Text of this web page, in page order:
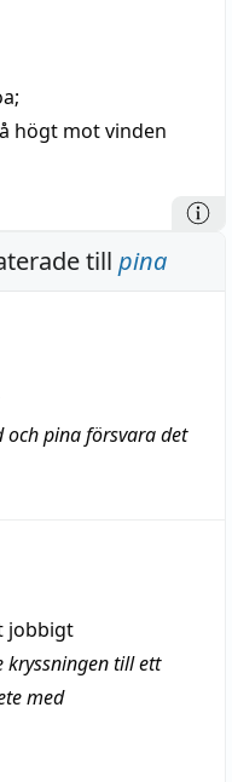
;
högt mot vinden
till pina
och pina försvara det
jobbigt
kryssningen till ett
med